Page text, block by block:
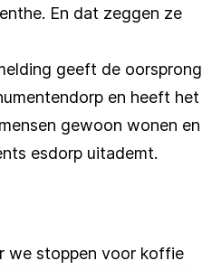
En dat zeggen ze
geeft de oorsprong
en heeft het
gewoon wonen en
esdorp uitademt.
we stoppen voor koffie